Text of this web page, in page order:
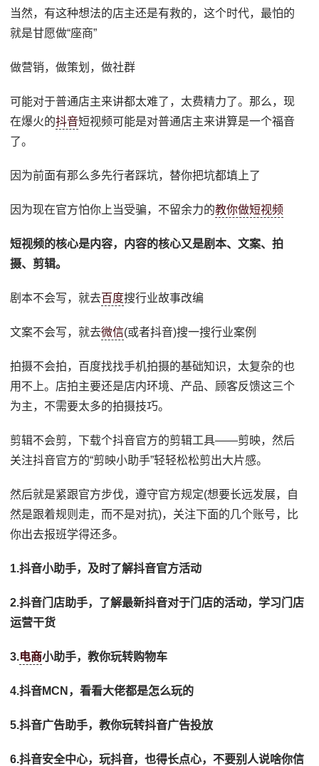
当然，有这种想法的店主还是有救的，这个时代，最怕的
就是甘愿做“座商”
做营销，做策划，做社群
可能对于普通店主来讲都太难了，太费精力了。那么，现
在爆火的抖音短视频可能是对普通店主来讲算是一个福音
了。
因为前面有那么多先行者踩坑，替你把坑都填上了
因为现在官方怕你上当受骗，不留余力的教你做短视频
短视频的核心是内容，内容的核心又是剧本、文案、拍
摄、剪辑。
剧本不会写，就去百度搜行业故事改编
文案不会写，就去微信(或者抖音)搜一搜行业案例
拍摄不会拍，百度找找手机拍摄的基础知识，太复杂的也
用不上。店拍主要还是店内环境、产品、顾客反馈这三个
为主，不需要太多的拍摄技巧。
剪辑不会剪，下载个抖音官方的剪辑工具——剪映，然后
关注抖音官方的“剪映小助手”轻轻松松剪出大片感。
然后就是紧跟官方步伐，遵守官方规定(想要长远发展，自
然是跟着规则走，而不是对抗)，关注下面的几个账号，比
你出去报班学得还多。
1.抖音小助手，及时了解抖音官方活动
2.抖音门店助手，了解最新抖音对于门店的活动，学习门店
运营干货
3.电商小助手，教你玩转购物车
4.抖音MCN，看看大佬都是怎么玩的
5.抖音广告助手，教你玩转抖音广告投放
6.抖音安全中心，玩抖音，也得长点心，不要别人说啥你信